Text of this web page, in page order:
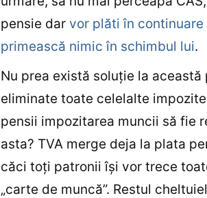
pensie dar vor plăti în
primească nimic în schimbul lui.
Nu prea există soluţie la
eliminate toate celelalte
pensii impozitarea muncii să fie
asta? TVA merge deja la plata
căci toţi patronii îşi vor trece
„carte de muncă”. Restul